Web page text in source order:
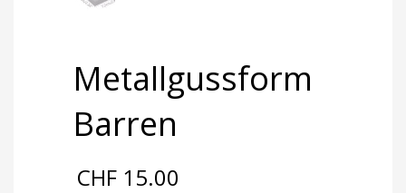
Metallgussform
Barren
CHF 15.00